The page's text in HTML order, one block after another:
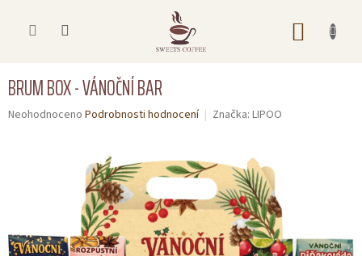
Úvod
MIKULÁŠ,
VÁNOCE
BRUM BOX - VÁNOČNÍ BAR
Průměrné
Neohodnoceno Podrobnosti hodnocení Značka: LIPOO